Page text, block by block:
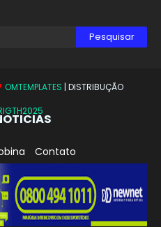
OMTEMPLATES | DISTRIBUÇÃO
Contato